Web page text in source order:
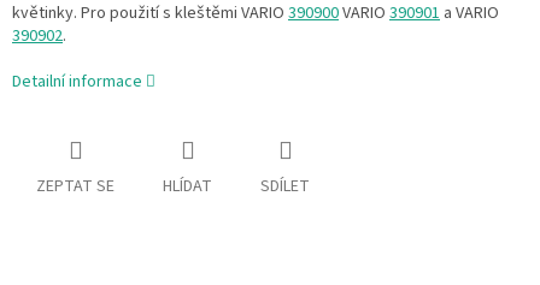
květinky. Pro použití s kleštěmi VARIO 390900VARIO 390901 a VARIO
390902.
Detailní informace
ZEPTAT SE HLÍDAT SDÍLET